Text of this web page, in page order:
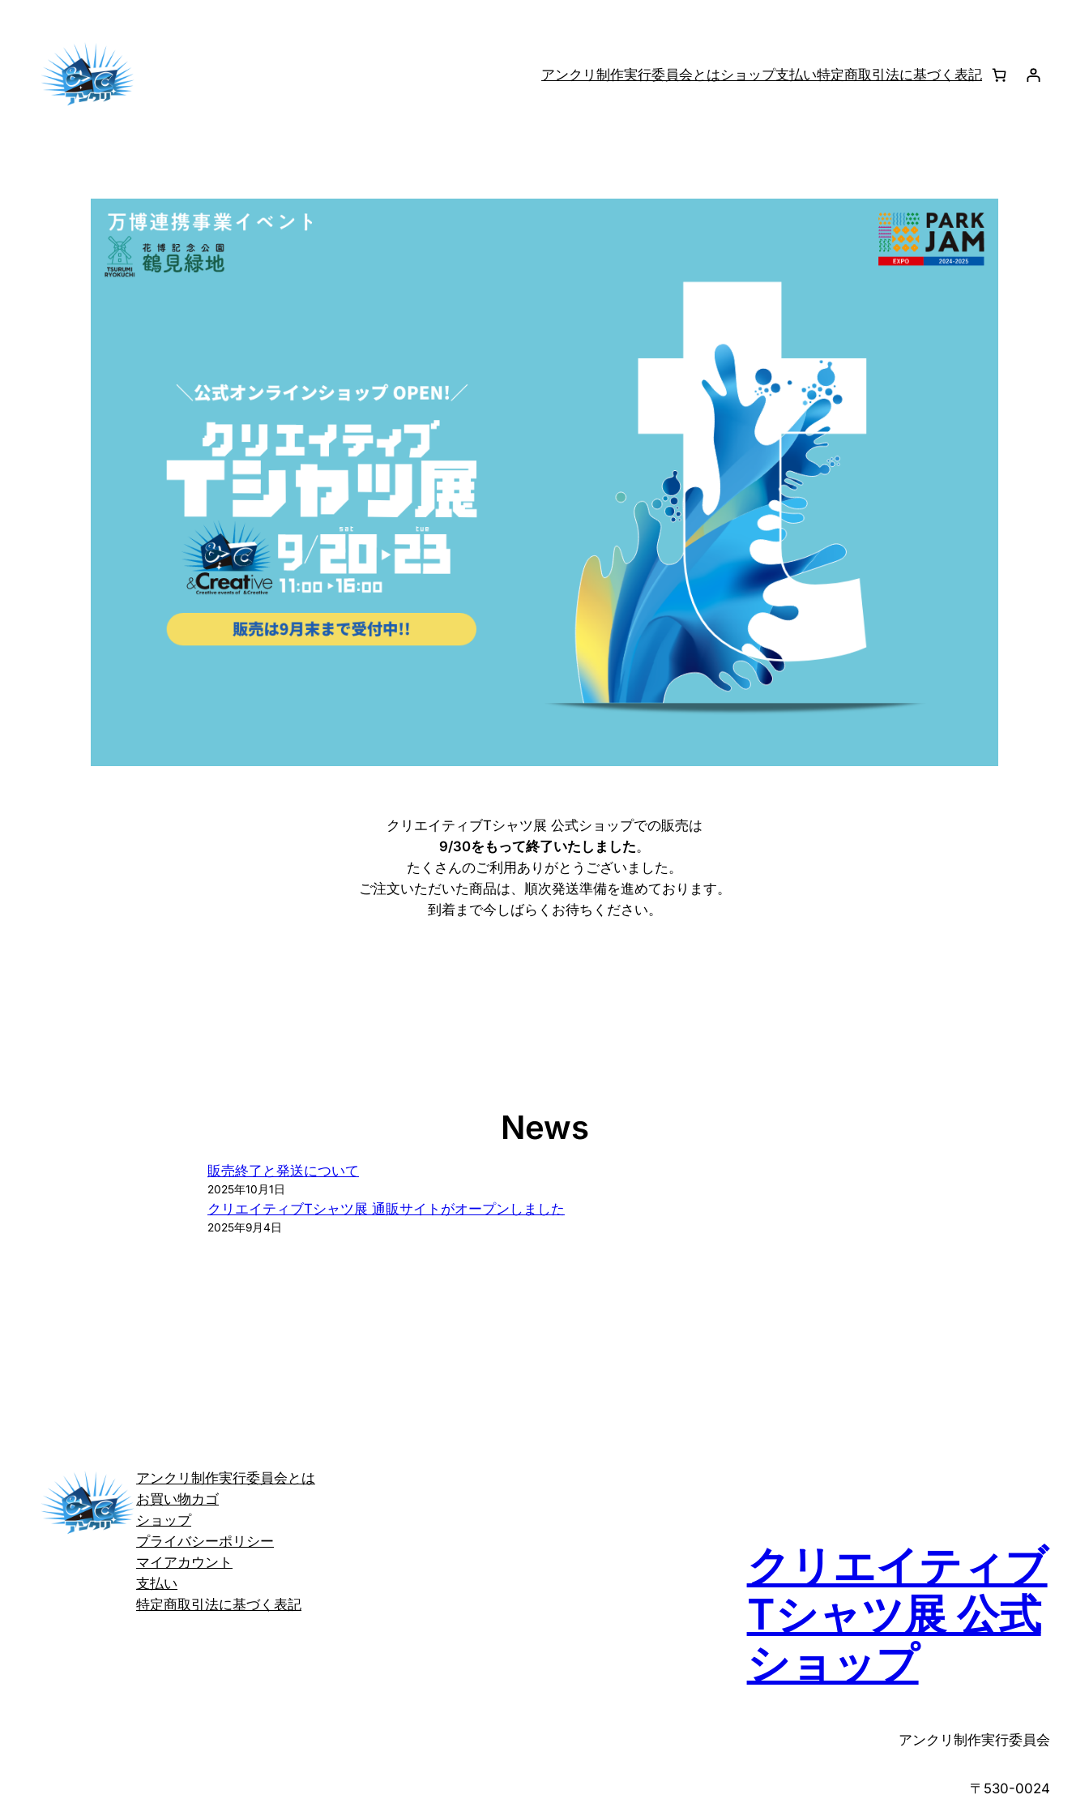
アンクリ制作実行委員会とはショップ支払い特定商取引法に基づく表記
クリエイティブTシャツ展 公式ショップでの販売は
9/30をもって終了いたしました。
たくさんのご利用ありがとうございました。
ご注文いただいた商品は、順次発送準備を進めております。
到着まで今しばらくお待ちください。
News
販売終了と発送について
2025年10月1日
クリエイティブTシャツ展 通販サイトがオープンしました
2025年9月4日
アンクリ制作実行委員会とは
お買い物カゴ
ショップ
プライバシーポリシー
マイアカウント
支払い
特定商取引法に基づく表記
クリエイティブ
Tシャツ展 公式
ショップ
アンクリ制作実行委員会
〒530-0024